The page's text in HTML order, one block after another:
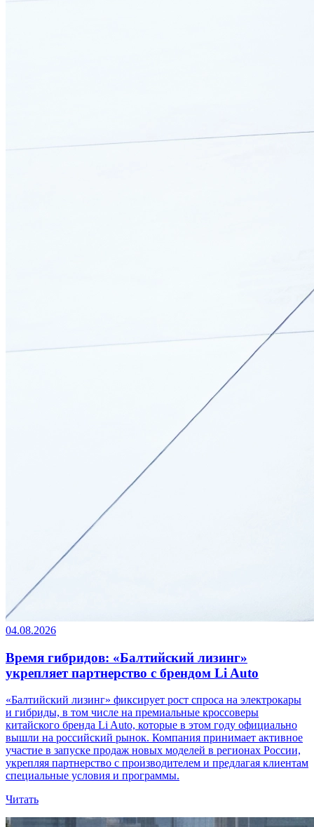
04.08.2026
Время гибридов: «Балтийский лизинг»
укрепляет партнерство с брендом Li Auto
«Балтийский лизинг» фиксирует рост спроса на электрокары
и гибриды, в том числе на премиальные кроссоверы
китайского бренда Li Auto, которые в этом году официально
вышли на российский рынок. Компания принимает активное
участие в запуске продаж новых моделей в регионах России,
укрепляя партнерство с производителем и предлагая клиентам
специальные условия и программы.
Читать